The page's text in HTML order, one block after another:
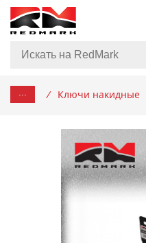
... / Ключи накидные